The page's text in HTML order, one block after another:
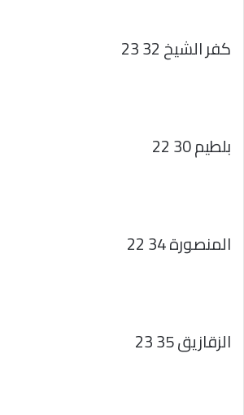
كفر الشيخ 32 23
بلطيم 30 22
المنصورة 34 22
الزقازيق 35 23